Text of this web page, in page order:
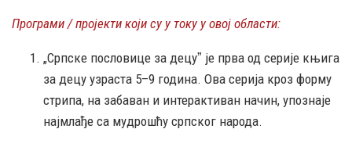
Програми / пројекти који су у току у овој области:
„Српске пословице за децуˮ је прва од серије књига
за децу узраста 5–9 година. Oва серија кроз форму
стрипа, на забаван и интерактиван начин, упознаје
најмлађе са мудрошћу српског народа.